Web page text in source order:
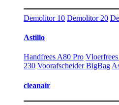
Demolitor 10 Demolitor 20
Astillo
Handfrees A80 Pro
230 Voorafscheider BigBag
cleanair